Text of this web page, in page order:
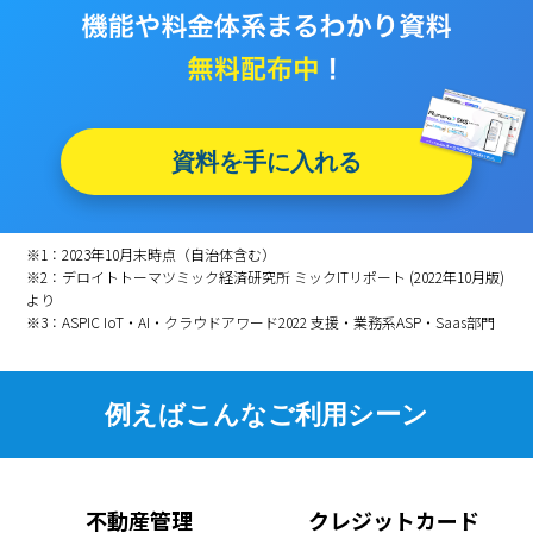
資料を手に入れる
※1：2023年10月末時点（自治体含む）
※2：デロイトトーマツミック経済研究所 ミックITリポート (2022年10月版)
より
※3：ASPIC IoT・AI・クラウドアワード2022 支援・業務系ASP・Saas部門
例えばこんなご利用シーン
不動産管理 クレジットカード